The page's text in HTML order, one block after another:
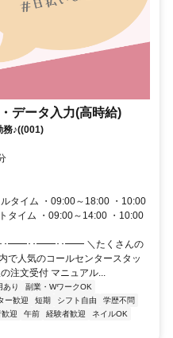
データ入力(高時給)
務♪((001)
タイム ・09:00～18:00 ・10:00
タイム ・09:00～14:00 ・10:00
━━･･━━･･━━ ＼たくさんの
で人気のコールセンタースタッ
文受付 マニュアル...
あり
副業・WワークOK
ー歓迎 短期 シフト自由
学歴不問
迎 午前 経験者歓迎
ネイルOK